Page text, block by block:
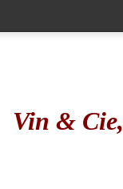
Vin & Cie,